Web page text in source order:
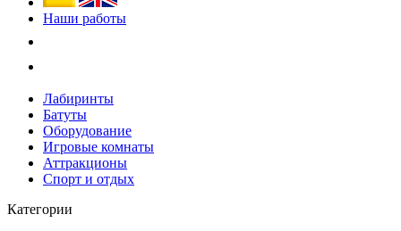
Наши работы
Лабиринты
Батуты
Оборудование
Игровые комнаты
Аттракционы
Спорт и отдых
Категории